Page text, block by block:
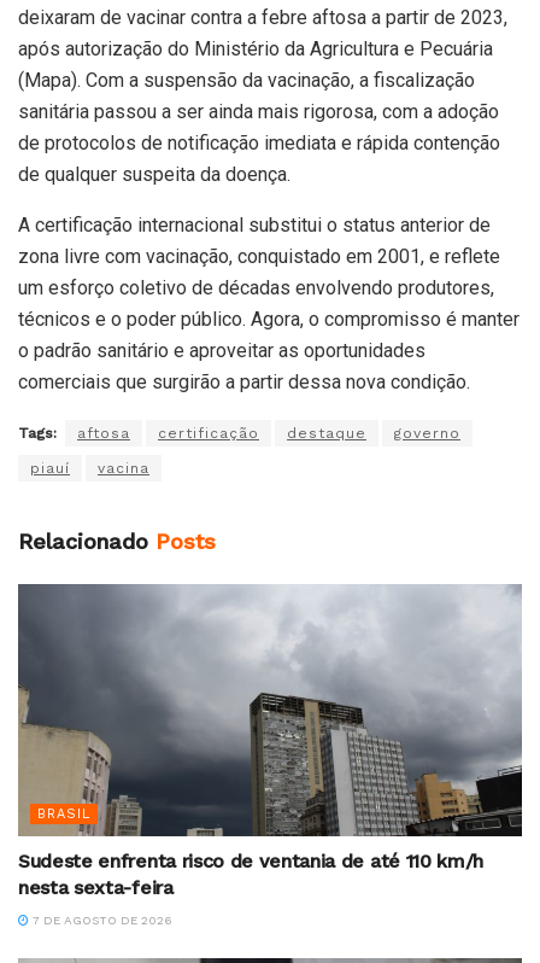
deixaram de vacinar contra a febre aftosa a partir de 2023,
após autorização do Ministério da Agricultura e Pecuária
(Mapa). Com a suspensão da vacinação, a fiscalização
sanitária passou a ser ainda mais rigorosa, com a adoção
de protocolos de notificação imediata e rápida contenção
de qualquer suspeita da doença.
A certificação internacional substitui o status anterior de
zona livre com vacinação, conquistado em 2001, e reflete
um esforço coletivo de décadas envolvendo produtores,
técnicos e o poder público. Agora, o compromisso é manter
o padrão sanitário e aproveitar as oportunidades
comerciais que surgirão a partir dessa nova condição.
Tags: aftosa certificação destaque governo
piauí vacina
Relacionado Posts
BRASIL
Sudeste enfrenta risco de ventania de até 110 km/h
nesta sexta-feira
7 DE AGOSTO DE 2026